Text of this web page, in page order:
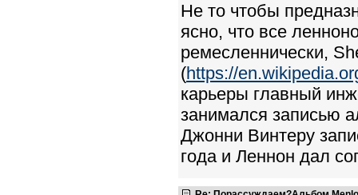
Не то чтобы
ясно, что все
ремесленнически,
(https://
карьеры главный
занимался записью
Джонни Винтеру
года и Леннон дал